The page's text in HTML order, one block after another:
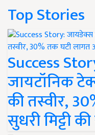
Top Stories
Success
जायटॉनिक
की तस्वीर,
सुधरी मिट्टी